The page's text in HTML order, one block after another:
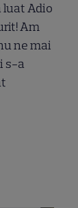
Adio
Am
ne mai
s-a